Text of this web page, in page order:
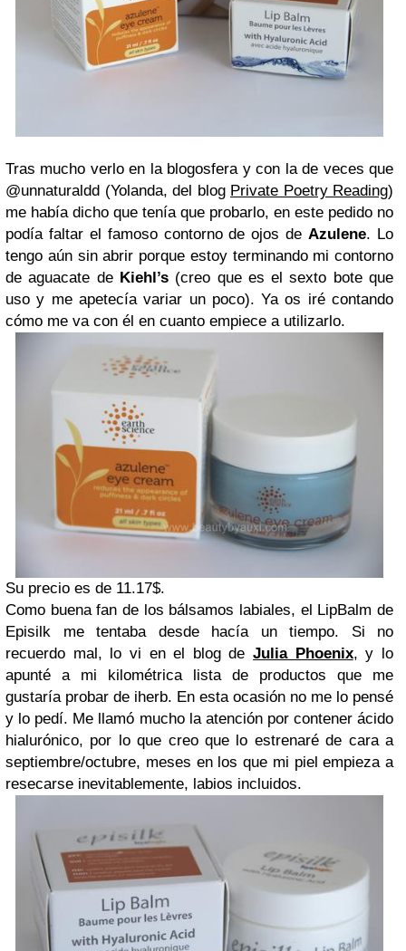
Tras mucho verlo en la blogosfera y con la de veces que
@unnaturaldd (Yolanda, del blog Private Poetry Reading)
me había dicho que tenía que probarlo, en este pedido no
podía faltar el famoso contorno de ojos deAzulene. Lo
tengo aún sin abrir porque estoy terminando mi contorno
de aguacate de Kiehl’s(creo que es el sexto bote que
uso y me apetecía variar un poco). Ya os iré contando
cómo me va con él en cuanto empiece a utilizarlo.
Su precio es de 11.17$.
Como buena fan de los bálsamos labiales, el LipBalm de
Episilk me tentaba desde hacía un tiempo. Si no
recuerdo mal, lo vi en el blog deJulia Phoenix, y lo
apunté a mi kilométrica lista de productos que me
gustaría probar de iherb. En esta ocasión no me lo pensé
y lo pedí. Me llamó mucho la atención por contener ácido
hialurónico, por lo que creo que lo estrenaré de cara a
septiembre/octubre, meses en los que mi piel empieza a
resecarse inevitablemente, labios incluidos.